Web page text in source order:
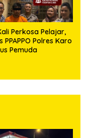
Perkosa Pelajar,
PPAPPO Polres Karo
Pemuda